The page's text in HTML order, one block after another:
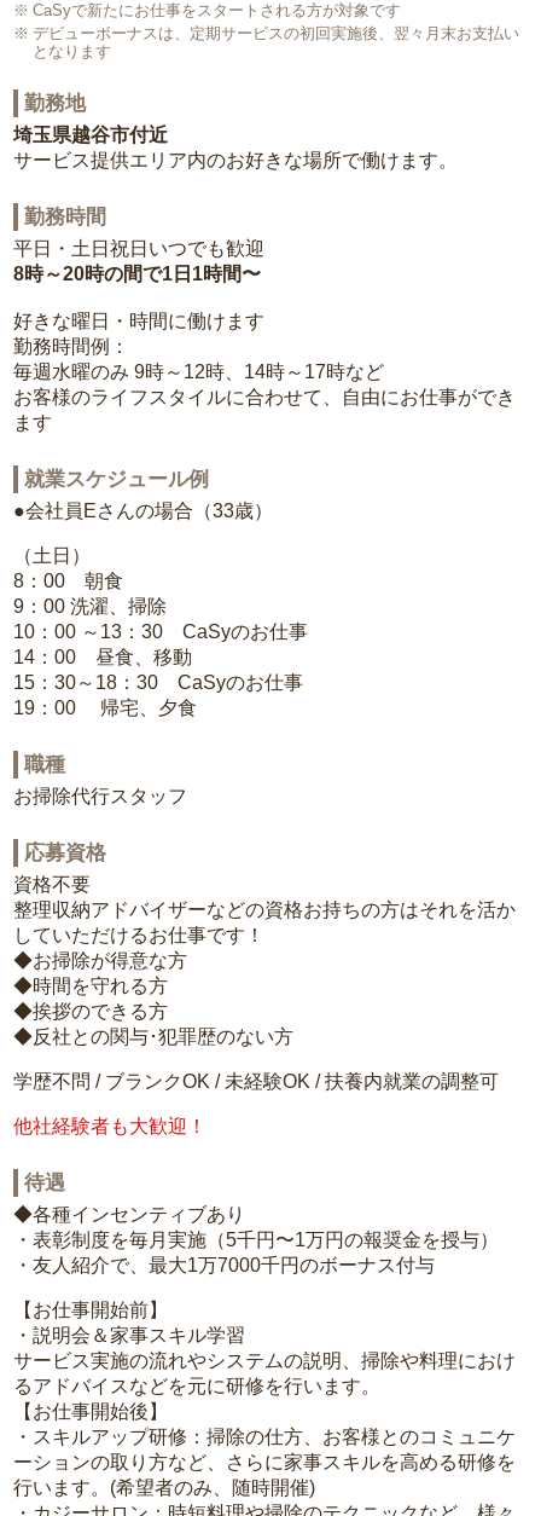
CaSyで新たにお仕事をスタートされる方が対象です
デビューボーナスは、定期サービスの初回実施後、翌々月末お支払い
となります
勤務地
埼玉県越谷市付近
サービス提供エリア内のお好きな場所で働けます。
勤務時間
平日・土日祝日いつでも歓迎
8時～20時の間で1日1時間〜
好きな曜日・時間に働けます
勤務時間例：
毎週水曜のみ 9時～12時、14時～17時など
お客様のライフスタイルに合わせて、自由にお仕事ができ
ます
就業スケジュール例
●会社員Eさんの場合（33歳）
（土日）
8：00 朝食
9：00 洗濯、掃除
10：00 ～13：30 CaSyのお仕事
14：00 昼食、移動
15：30～18：30 CaSyのお仕事
19：00 帰宅、夕食
職種
お掃除代行スタッフ
応募資格
資格不要
整理収納アドバイザーなどの資格お持ちの方はそれを活か
していただけるお仕事です！
◆お掃除が得意な方
◆時間を守れる方
◆挨拶のできる方
◆反社との関与･犯罪歴のない方
学歴不問 / ブランクOK / 未経験OK / 扶養内就業の調整可
他社経験者も大歓迎！
待遇
◆各種インセンティブあり
・表彰制度を毎月実施（5千円〜1万円の報奨金を授与）
・友人紹介で、最大1万7000千円のボーナス付与
【お仕事開始前】
・説明会＆家事スキル学習
サービス実施の流れやシステムの説明、掃除や料理におけ
るアドバイスなどを元に研修を行います。
【お仕事開始後】
・スキルアップ研修：掃除の仕方、お客様とのコミュニケ
ーションの取り方など、さらに家事スキルを高める研修を
行います。(希望者のみ、随時開催)